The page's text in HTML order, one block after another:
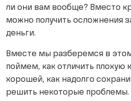
ли они вам вообще? Вместо
можно получить осложнения
деньги.
Вместе мы разберемся в
поймем, как отличить плохую
хорошей, как надолго
решить некоторые проблемы.